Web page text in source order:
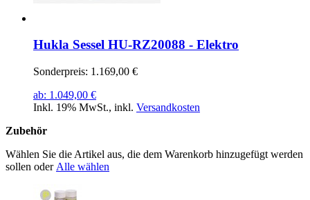
Hukla Sessel HU-RZ20088 - Elektro
Sonderpreis: 1.169,00 €
ab: 1.049,00 €
Inkl. 19% MwSt., inkl. Versandkosten
Zubehör
Wählen Sie die Artikel aus, die dem Warenkorb hinzugefügt werden
sollen oder Alle wählen